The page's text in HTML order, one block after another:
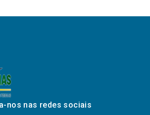
nos nas redes sociais